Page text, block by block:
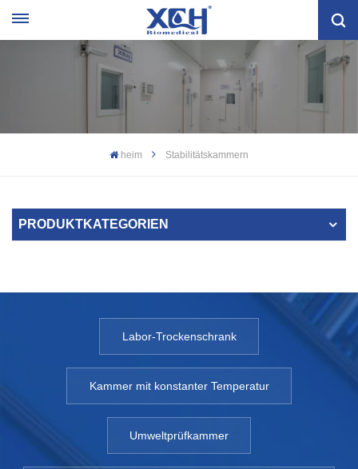
heim Stabilitätskammern
PRODUKTKATEGORIEN
Labor-Trockenschrank
Kammer mit konstanter Temperatur
Umweltprüfkammer